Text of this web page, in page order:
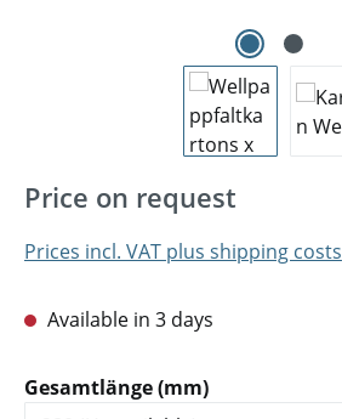
Price on request
Prices incl. VAT plus shipping costs
Available in 3 days
Select
Gesamtlänge (mm)